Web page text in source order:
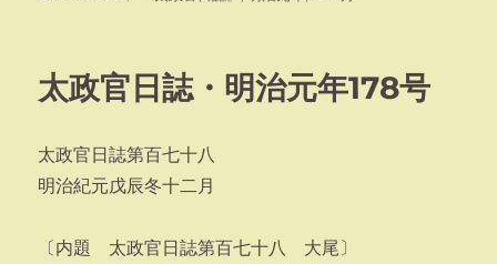
ー
太政官日誌・明治元年178号
太政官日誌第百七十八
明治紀元戊辰冬十二月
〔内題 太政官日誌第百七十八 大尾〕